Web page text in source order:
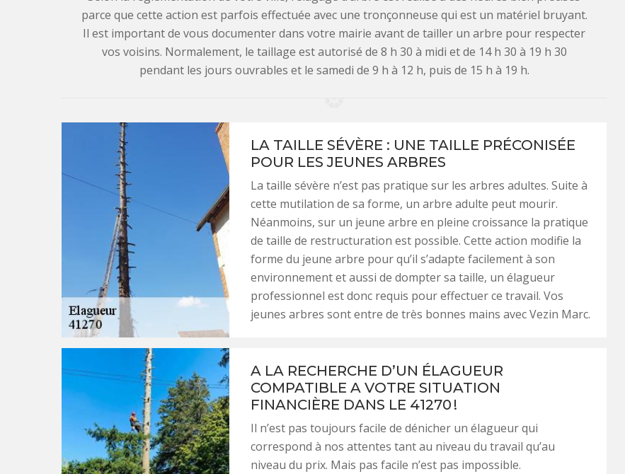
parce que cette action est parfois effectuée avec une tronçonneuse qui est un matériel bruyant.
Il est important de vous documenter dans votre mairie avant de tailler un arbre pour respecter
vos voisins. Normalement, le taillage est autorisé de 8 h 30 à midi et de 14 h 30 à 19 h 30
pendant les jours ouvrables et le samedi de 9 h à 12 h, puis de 15 h à 19 h.
LA TAILLE SÉVÈRE : UNE TAILLE PRÉCONISÉE
POUR LES JEUNES ARBRES
La taille sévère n’est pas pratique sur les arbres adultes. Suite à
cette mutilation de sa forme, un arbre adulte peut mourir.
Néanmoins, sur un jeune arbre en pleine croissance la pratique
de taille de restructuration est possible. Cette action modifie la
forme du jeune arbre pour qu’il s’adapte facilement à son
environnement et aussi de dompter sa taille, un élagueur
professionnel est donc requis pour effectuer ce travail. Vos
jeunes arbres sont entre de très bonnes mains avec Vezin Marc.
A LA RECHERCHE D’UN ÉLAGUEUR
COMPATIBLE A VOTRE SITUATION
FINANCIÈRE DANS LE 41270 !
Il n’est pas toujours facile de dénicher un élagueur qui
correspond à nos attentes tant au niveau du travail qu’au
niveau du prix. Mais pas facile n’est pas impossible.